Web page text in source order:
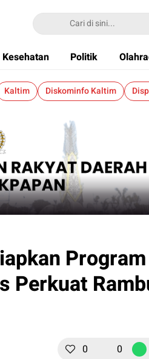
Kesehatan Politik
Kaltim Diskominfo Kaltim
Program
Perkuat
0 0